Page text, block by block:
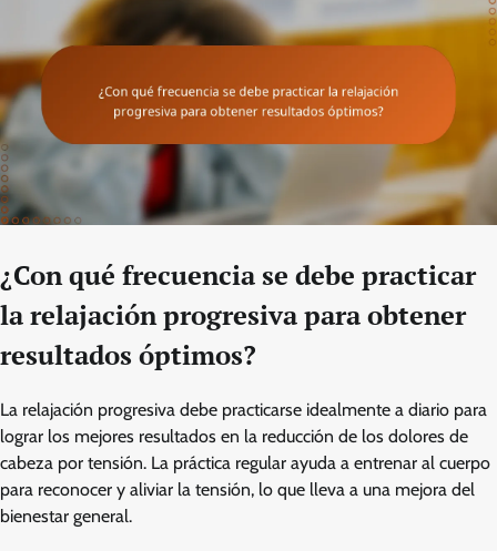
¿Con qué frecuencia se debe practicar
la relajación progresiva para obtener
resultados óptimos?
La relajación progresiva debe practicarse idealmente a diario para
lograr los mejores resultados en la reducción de los dolores de
cabeza por tensión. La práctica regular ayuda a entrenar al cuerpo
para reconocer y aliviar la tensión, lo que lleva a una mejora del
bienestar general.